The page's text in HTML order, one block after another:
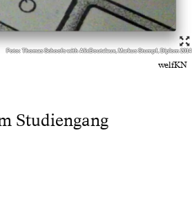
Foto: Thomas Schoofs with AlixBouteleux, Markus Stumpf, Diplom 2014
welfKN
Studiengang